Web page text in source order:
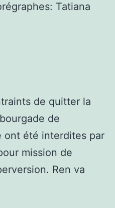
Tatiana
de quitter la
de
ont été interdites par
mission de
Ren va